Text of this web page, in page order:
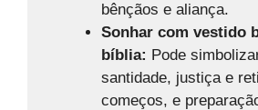
bênçãos e aliança.
Sonhar com vestido
bíblia: Pode
santidade, justiça e
começos, e